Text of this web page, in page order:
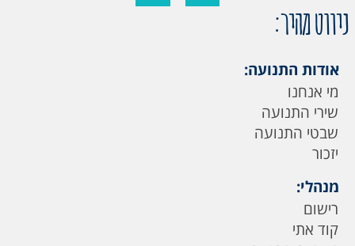
ניווט מהיר:
אודות התנועה:
מי אנחנו
שירי התנועה
שבטי התנועה
יזכור
מנהלי:
רישום
קוד אתי